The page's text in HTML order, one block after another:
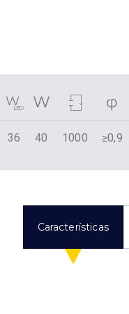
36 40 1000 ≥0,9
Características